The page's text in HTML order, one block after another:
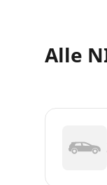
Alle